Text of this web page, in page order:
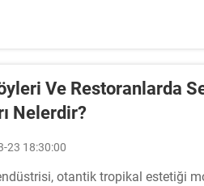
Ve Restoranlarda
Nelerdir?
23 18:30:00
otantik tropikal estetiği